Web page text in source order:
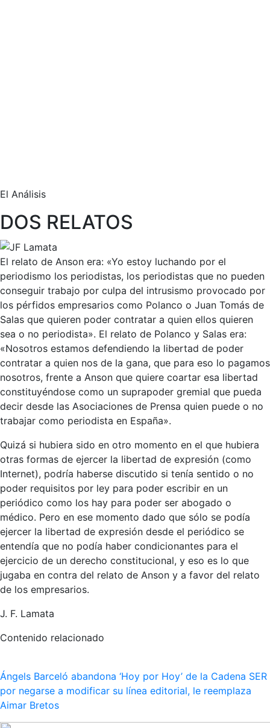
El Análisis
DOS RELATOS
El relato de Anson era: «Yo estoy luchando por el
periodismo los periodistas, los periodistas que no pueden
conseguir trabajo por culpa del intrusismo provocado por
los pérfidos empresarios como Polanco o Juan Tomás de
Salas que quieren poder contratar a quien ellos quieren
sea o no periodista». El relato de Polanco y Salas era:
«Nosotros estamos defendiendo la libertad de poder
contratar a quien nos de la gana, que para eso lo pagamos
nosotros, frente a Anson que quiere coartar esa libertad
constituyéndose como un suprapoder gremial que pueda
decir desde las Asociaciones de Prensa quien puede o no
trabajar como periodista en España».
Quizá si hubiera sido en otro momento en el que hubiera
otras formas de ejercer la libertad de expresión (como
Internet), podría haberse discutido si tenía sentido o no
poder requisitos por ley para poder escribir en un
periódico como los hay para poder ser abogado o
médico. Pero en ese momento dado que sólo se podía
ejercer la libertad de expresión desde el periódico se
entendía que no podía haber condicionantes para el
ejercicio de un derecho constitucional, y eso es lo que
jugaba en contra del relato de Anson y a favor del relato
de los empresarios.
J. F. Lamata
Contenido relacionado
Ángels Barceló abandona ‘Hoy por Hoy’ de la Cadena SER
por negarse a modificar su línea editorial, le reemplaza
Aimar Bretos